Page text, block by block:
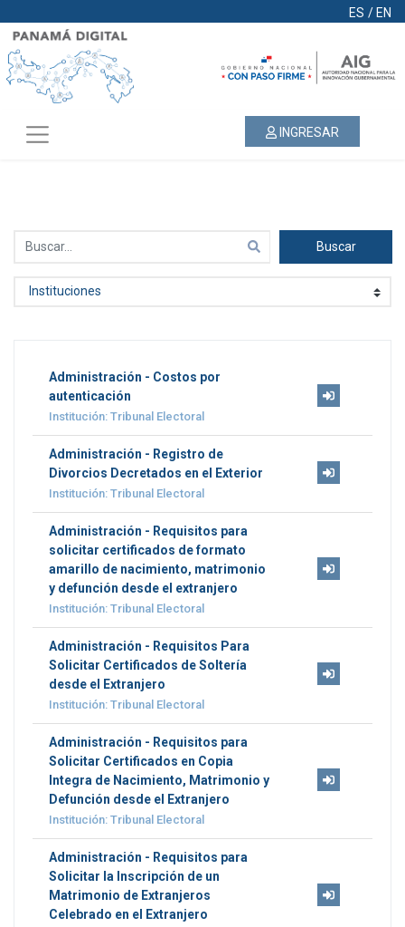
ES / EN
INGRESAR
Buscar
Administración - Costos por
autenticación
Institución: Tribunal Electoral
Administración - Registro de
Divorcios Decretados en el Exterior
Institución: Tribunal Electoral
Administración - Requisitos para
solicitar certificados de formato
amarillo de nacimiento, matrimonio
y defunción desde el extranjero
Institución: Tribunal Electoral
Administración - Requisitos Para
Solicitar Certificados de Soltería
desde el Extranjero
Institución: Tribunal Electoral
Administración - Requisitos para
Solicitar Certificados en Copia
Integra de Nacimiento, Matrimonio y
Defunción desde el Extranjero
Institución: Tribunal Electoral
Administración - Requisitos para
Solicitar la Inscripción de un
Matrimonio de Extranjeros
Celebrado en el Extranjero